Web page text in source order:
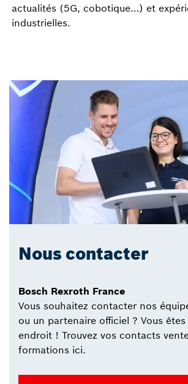
actualités (5G, cobotique…) et
industrielles.
Nous contacter
Bosch Rexroth France
Vous souhaitez contacter nos
ou un partenaire officiel ? Vous
endroit ! Trouvez vos contacts
formations ici.